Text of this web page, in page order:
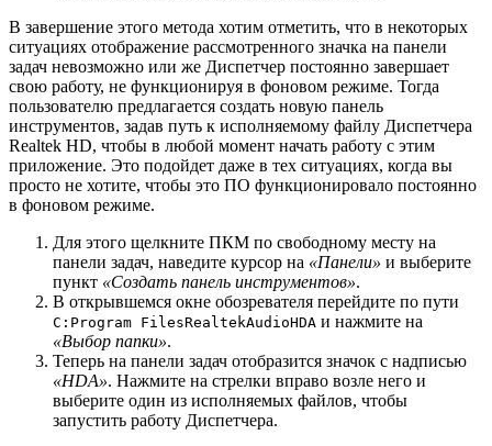
В завершение этого метода хотим отметить, что в некоторых
ситуациях отображение рассмотренного значка на панели
задач невозможно или же Диспетчер постоянно завершает
свою работу, не функционируя в фоновом режиме. Тогда
пользователю предлагается создать новую панель
инструментов, задав путь к исполняемому файлу Диспетчера
Realtek HD, чтобы в любой момент начать работу с этим
приложение. Это подойдет даже в тех ситуациях, когда вы
просто не хотите, чтобы это ПО функционировало постоянно
в фоновом режиме.
Для этого щелкните ПКМ по свободному месту на
панели задач, наведите курсор на «Панели» и выберите
пункт «Создать панель инструментов».
В открывшемся окне обозревателя перейдите по пути
C:Program FilesRealtekAudioHDA и нажмите на
«Выбор папки».
Теперь на панели задач отобразится значок с надписью
«HDA». Нажмите на стрелки вправо возле него и
выберите один из исполняемых файлов, чтобы
запустить работу Диспетчера.